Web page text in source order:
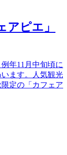
アピエ」
年11月中旬頃に
ます。人気観光
定の「カフェア